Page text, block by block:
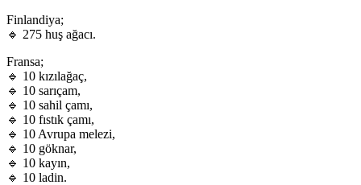
Finlandiya;
🔹 275 huş ağacı.
Fransa;
🔹 10 kızılağaç,
🔹 10 sarıçam,
🔹 10 sahil çamı,
🔹 10 fıstık çamı,
🔹 10 Avrupa melezi,
🔹 10 göknar,
🔹 10 kayın,
🔹 10 ladin.